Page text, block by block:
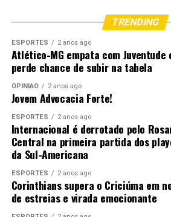
Norte
As chuvas seguem frequentes em
Região Norte, impulsionadas pela
umidade e atuação da ZCIT.
Os maiores acumulados são
os volumes podem ultrapassar 100
da semana, dificultando os trabalhos
especialmente nas áreas centrais e
Também são previstas boas
Rondônia e centro-norte do Pará,
entre 40 e 50 milímetros,
TRENDING
ESPORTES 2 anos ago
Atlético-MG empata com Juventude
perde chance de subir na tabela
OPINIÃO 2 anos ago
Jovem Advocacia Forte!
ESPORTES 2 anos ago
Internacional é derrotado pelo
Central na primeira partida dos
da Sul-Americana
ESPORTES 2 anos ago
Corinthians supera o Criciúma em
de estreias e virada emocionante